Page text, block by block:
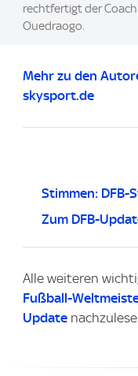
rechtfertigt der
Ouedraogo.
Mehr zu den
skysport.de
Stimmen: DFB-
Zum DFB-
Alle weiteren
Fußball-
Update